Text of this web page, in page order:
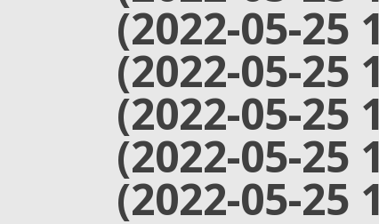
(2022-05-25
(2022-05-25
(2022-05-25
(2022-05-25
(2022-05-25